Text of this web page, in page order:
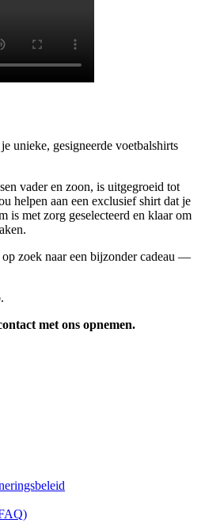
unieke, gesigneerde voetbalshirts
vader en zoon, is uitgegroeid tot
helpen aan een exclusief shirt dat je
is met zorg geselecteerd en klaar om
zoek naar een bijzonder cadeau —
met ons opnemen.